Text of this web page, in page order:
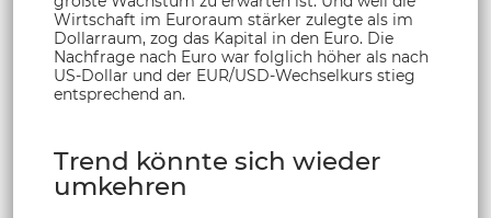
Wirtschaft im Euroraum stärker zulegte als im
Dollarraum, zog das Kapital in den Euro. Die
Nachfrage nach Euro war folglich höher als nach
US-Dollar und der EUR/USD-Wechselkurs stieg
entsprechend an.
Trend könnte sich wieder
umkehren